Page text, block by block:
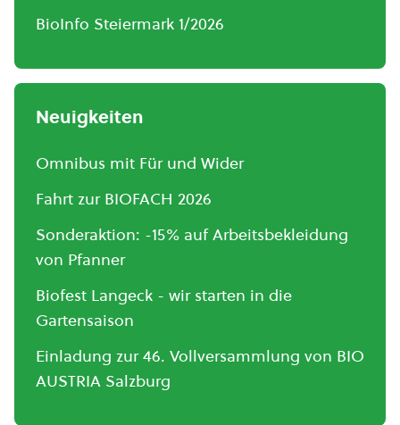
BioInfo Steiermark 1/2026
Neuigkeiten
Omnibus mit Für und Wider
Fahrt zur BIOFACH 2026
Sonderaktion: -15% auf Arbeitsbekleidung
von Pfanner
Biofest Langeck - wir starten in die
Gartensaison
Einladung zur 46. Vollversammlung von BIO
AUSTRIA Salzburg